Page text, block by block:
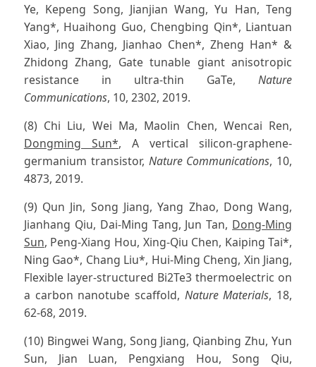
Ye, Kepeng Song, Jianjian Wang, Yu Han, Teng
Yang*, Huaihong Guo, Chengbing Qin*, Liantuan
Xiao, Jing Zhang, Jianhao Chen*, Zheng Han* &
Zhidong Zhang, Gate tunable giant anisotropic
resistance in ultra-thin GaTe,Nature
Communications, 10, 2302, 2019.
(8) Chi Liu, Wei Ma, Maolin Chen, Wencai Ren,
Dongming Sun*, A vertical silicon-graphene-
germanium transistor, Nature Communications, 10,
4873, 2019.
(9) Qun Jin, Song Jiang, Yang Zhao, Dong Wang,
Jianhang Qiu, Dai-Ming Tang, Jun Tan, Dong-Ming
Sun, Peng-Xiang Hou, Xing-Qiu Chen, Kaiping Tai*,
Ning Gao*, Chang Liu*, Hui-Ming Cheng, Xin Jiang,
Flexible layer-structured Bi2Te3 thermoelectric on
a carbon nanotube scaffold, Nature Materials, 18,
62-68, 2019.
(10) Bingwei Wang, Song Jiang, Qianbing Zhu, Yun
Sun, Jian Luan, Pengxiang Hou, Song Qiu,